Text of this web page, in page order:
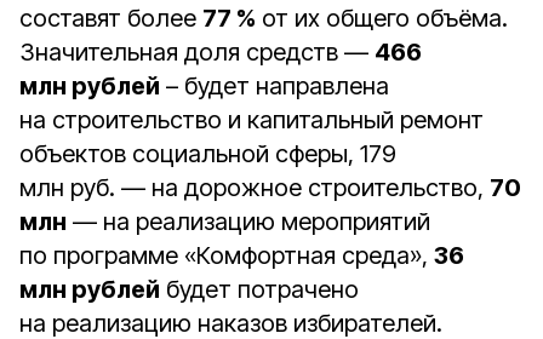
составят более 77 % от их общего объёма.
Значительная доля средств — 466
млн рублей – будет направлена
на строительство и капитальный ремонт
объектов социальной сферы, 179
млн руб. — на дорожное строительство, 70
млн — на реализацию мероприятий
по программе «Комфортная среда», 36
млн рублей будет потрачено
на реализацию наказов избирателей.